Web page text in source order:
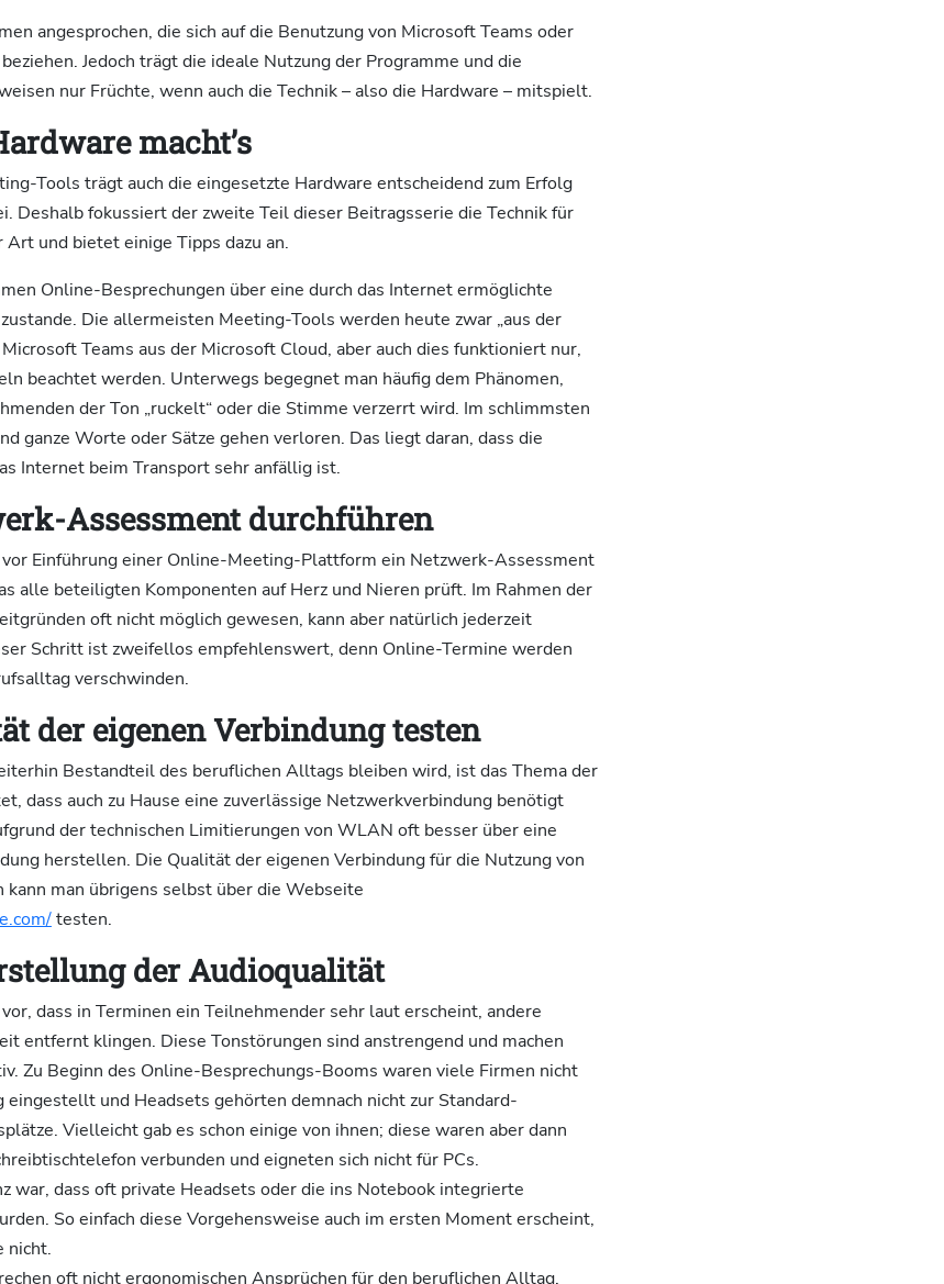
angesprochen, die sich auf die Benutzung von Microsoft Teams oder
Jedoch trägt die ideale Nutzung der Programme und die
nur Früchte, wenn auch die Technik – also die Hardware – mitspielt.
macht’s
Tools trägt auch die eingesetzte Hardware entscheidend zum Erfolg
Deshalb fokussiert der zweite Teil dieser Beitragsserie die Technik für
und bietet einige Tipps dazu an.
Online-Besprechungen über eine durch das Internet ermöglichte
Die allermeisten Meeting-Tools werden heute zwar „aus der
Teams aus der Microsoft Cloud, aber auch dies funktioniert nur,
beachtet werden. Unterwegs begegnet man häufig dem Phänomen,
der Ton „ruckelt“ oder die Stimme verzerrt wird. Im schlimmsten
ganze Worte oder Sätze gehen verloren. Das liegt daran, dass die
Internet beim Transport sehr anfällig ist.
Assessment durchführen
Einführung einer Online-Meeting-Plattform ein Netzwerk-Assessment
alle beteiligten Komponenten auf Herz und Nieren prüft. Im Rahmen der
oft nicht möglich gewesen, kann aber natürlich jederzeit
Schritt ist zweifellos empfehlenswert, denn Online-Termine werden
verschwinden.
der eigenen Verbindung testen
Bestandteil des beruflichen Alltags bleiben wird, ist das Thema der
dass auch zu Hause eine zuverlässige Netzwerkverbindung benötigt
der technischen Limitierungen von WLAN oft besser über eine
herstellen. Die Qualität der eigenen Verbindung für die Nutzung von
man übrigens selbst über die Webseite
testen.
der Audioqualität
dass in Terminen ein Teilnehmender sehr laut erscheint, andere
entfernt klingen. Diese Tonstörungen sind anstrengend und machen
Zu Beginn des Online-Besprechungs-Booms waren viele Firmen nicht
eingestellt und Headsets gehörten demnach nicht zur Standard-
Vielleicht gab es schon einige von ihnen; diese waren aber dann
verbunden und eigneten sich nicht für PCs.
war, dass oft private Headsets oder die ins Notebook integrierte
So einfach diese Vorgehensweise auch im ersten Moment erscheint,
nicht.
oft nicht ergonomischen Ansprüchen für den beruflichen Alltag.